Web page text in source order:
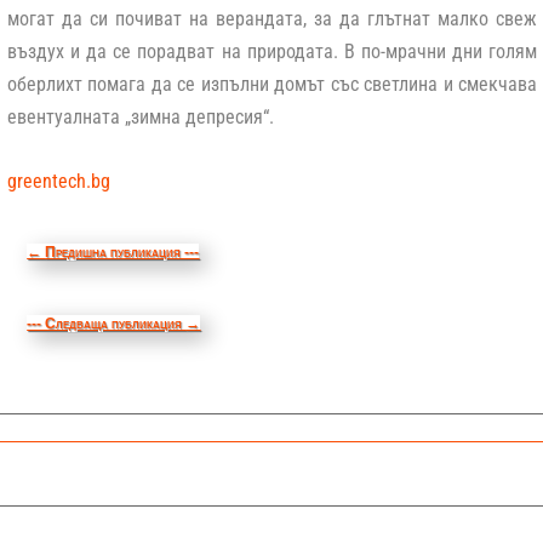
могат да си почиват на верандата, за да глътнат малко свеж
въздух и да се порадват на природата. В по-мрачни дни голям
оберлихт помага да се изпълни домът със светлина и смекчава
евентуалната „зимна депресия“.
greentech.bg
←Предишна публикация ---
--- Следваща публикация →